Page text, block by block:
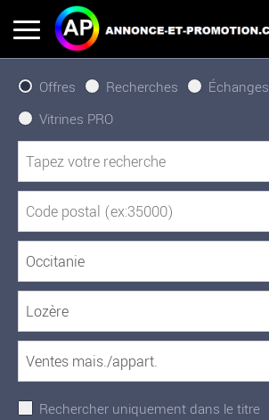
Offres Recherches Échanges
Vitrines PRO
Rechercher uniquement dans le titre